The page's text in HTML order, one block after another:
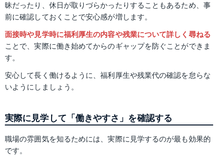
昧だったり、休日が取りづらかったりすることもあるため、事
前に確認しておくことで安心感が増します。
面接時や見学時に福利厚生の内容や残業について詳しく尋ねる
ことで、実際に働き始めてからのギャップを防ぐことができま
す。
安心して長く働けるように、福利厚生や残業代の確認を怠らな
いようにしましょう。
実際に見学して「働きやすさ」を確認する
職場の雰囲気を知るためには、実際に見学するのが最も効果的
です。